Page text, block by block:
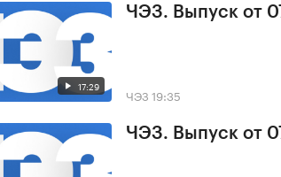
17:29
ЧЭЗ. Выпуск от
ЧЭЗ 19:35
ЧЭЗ. Выпуск от